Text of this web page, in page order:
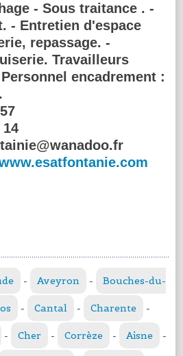
- Sous traitance . -
- Entretien d'espace
repassage. -
Travailleurs
encadrement :
14
- Aveyron - Bouches-du-
- Cantal - Charente -
- Cher - Corrèze - Aisne -